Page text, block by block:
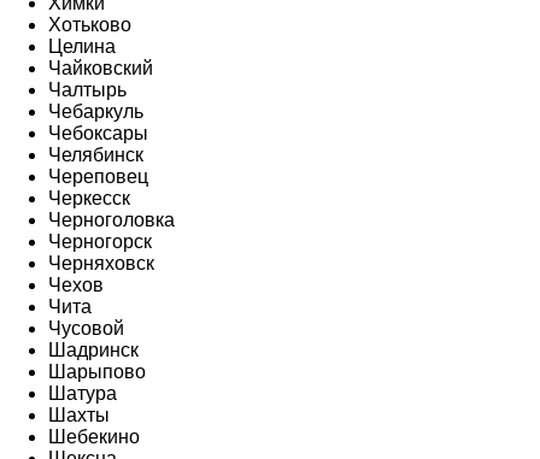
Хотьково
Целина
Чайковский
Чалтырь
Чебаркуль
Чебоксары
Челябинск
Череповец
Черкесск
Черноголовка
Черногорск
Черняховск
Чехов
Чита
Чусовой
Шадринск
Шарыпово
Шатура
Шахты
Шебекино